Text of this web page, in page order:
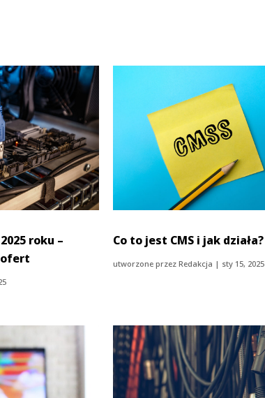
roku –
ofert
Co to jest CMS i jak działa?
utworzone przez Redakcja | sty 15, 2025